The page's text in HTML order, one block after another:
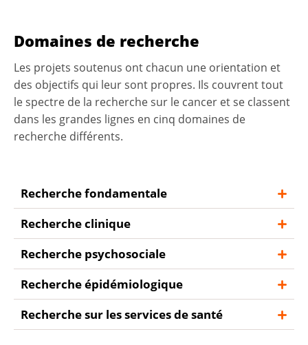
Domaines de recherche
Les projets soutenus ont chacun une orientation et
des objectifs qui leur sont propres. Ils couvrent tout
le spectre de la recherche sur le cancer et se classent
dans les grandes lignes en cinq domaines de
recherche différents.
Recherche fondamentale
Quels processus moléculaires sont à l’origine
du cancer ? La recherche fondamentale est
pratiquée le plus souvent en laboratoire. Les
connaissances acquises peuvent par
exemple conduire à de nouvelles approches
thérapeutiques.
Recherche clinique
Comment améliorer les méthodes
diagnostiques et thérapeutiques ? La
recherche clinique s’appuie sur la
coopération avec les patients. Les personnes
qui participent à un essai clinique le font
Recherche psychosociale
Quelles sont les répercussions
psychologiques d’un cancer sur les malades
et leur entourage ? La recherche
Recherche épidémiologique
À quelle fréquence les différents types de
Recherche sur les services de santé